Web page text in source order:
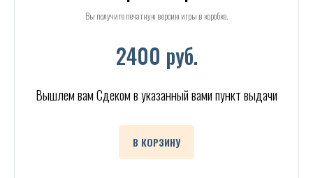
Вы получите печатную версию игры в коробке.
2400 руб.
Вышлем вам Сдеком в указанный вами пункт выдачи
В КОРЗИНУ